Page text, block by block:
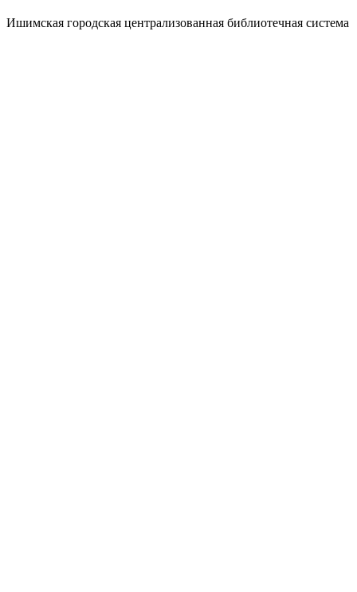
Ишимская городская централизованная библиотечная система